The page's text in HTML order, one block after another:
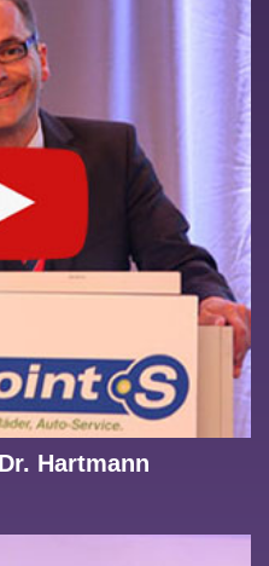
Hartmann